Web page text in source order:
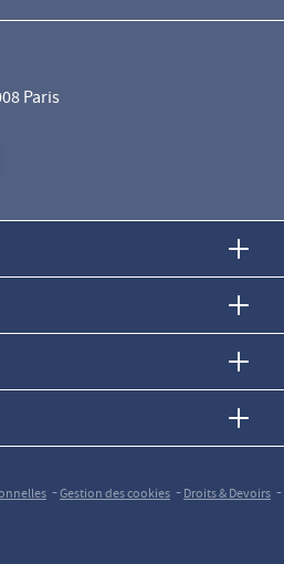
Paris
-Gestion des cookies -Droits & Devoirs -